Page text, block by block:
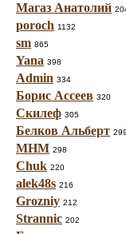
Магаз Анатолий
poroch 1132
sm 865
Yana 398
Admin 334
Борис Ассеев 320
Скилеф 305
Белков Альберт 299
МНМ 298
Chuk 220
alek48s 216
Grozniy 212
Strannic 202